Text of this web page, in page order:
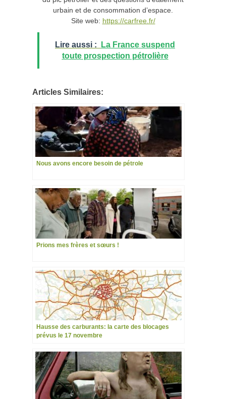
urbain et de consommation d’espace.
Site web: https://carfree.fr/
Lire aussi :
La France suspend
toute prospection pétrolière
Articles Similaires:
Nous avons encore besoin de pétrole
Prions mes frères et sœurs !
Hausse des carburants: la carte des blocages
prévus le 17 novembre